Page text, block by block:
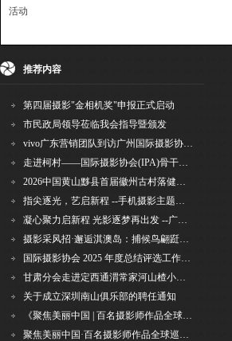
活动
推荐内容
第四届摄影"金相机奖"申报正式启动
市民政局领导莅临我会指导暨颁发
vivo广东营销团队到访广州国际摄影协会 共商合作事宜
走进柯村——国际摄影协会(IPA)骨干采风安徽行之6
2026中国黄山黟县首届徽州古村落健康跑圆满举行
指尖逐光，艺启新程 --手机摄影主题讲座在市老年干部大学圆满落幕
凝心聚力启新程 光影逐梦再出发 --广州国际摄影协会2026年首次会长秘书长会议召开
摄影采风招·邂逅淇澳岛：捕候鸟翩跹，寻古村烟火，追海上霞光
国际摄影协会 2025 年度总结评选工作的通知
甘肃分会走进定西通渭常家河山楂小镇旅游景区开展"红果满枝迎丰岁·山楂小镇庆佳节"为主
关于成立深圳南山俱乐部的聘任通知
《聚焦美丽中国 | 百名摄影师作品全球巡回展》（晋中）开幕新闻通稿
聚焦美丽中国·百名摄影师作品全球巡展深圳站盛大开幕